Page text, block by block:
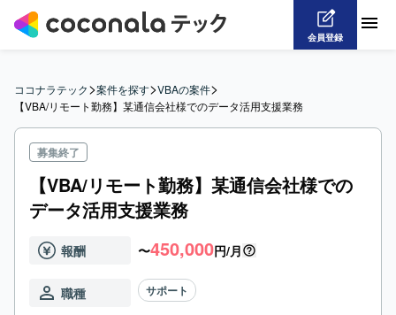
会員登録
ココナラテック>案件を探す>VBAの案件>
【VBA/リモート勤務】某通信会社様でのデータ活用支援業務
募集終了
【VBA/リモート勤務】某通信会社様での
データ活用支援業務
報酬 〜450,000円/月
職種 サポート